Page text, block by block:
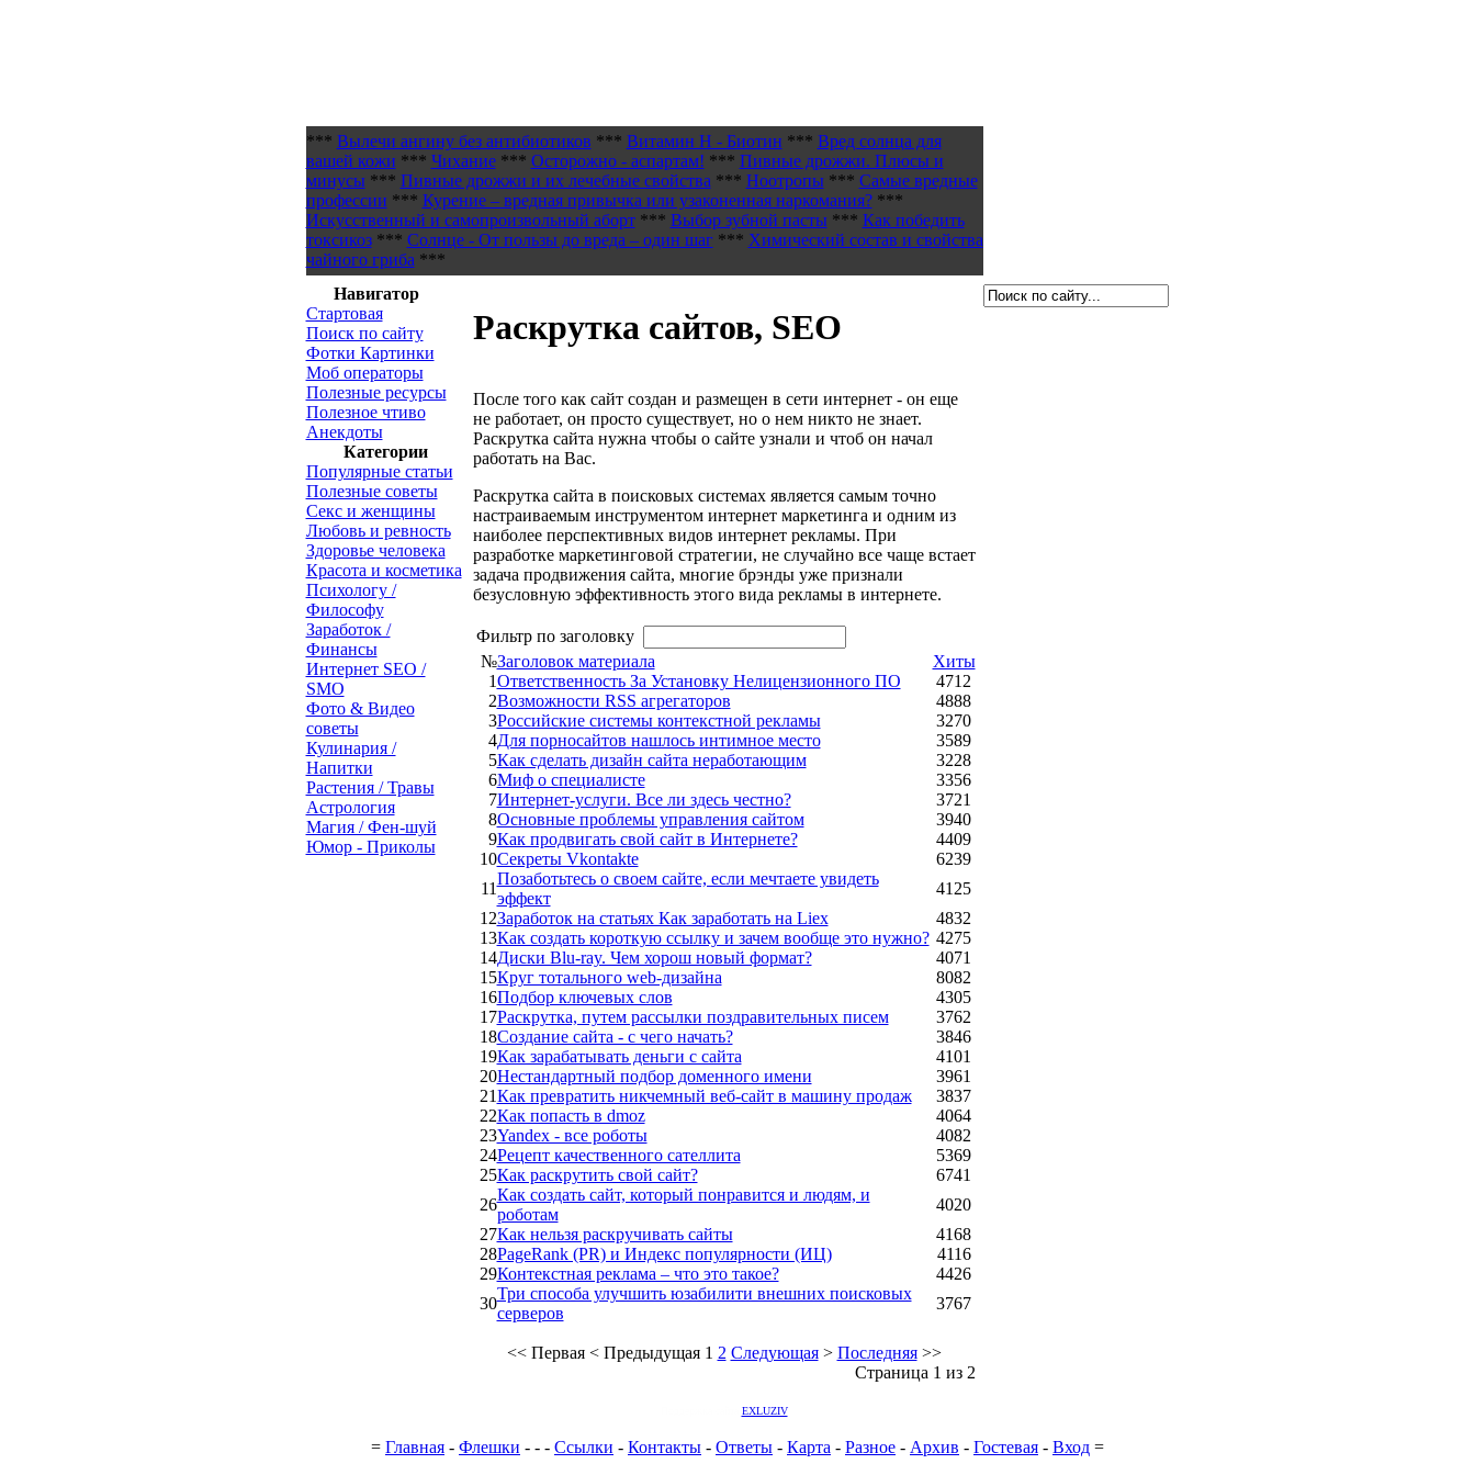
*** Вылечи ангину без антибиотиков *** Витамин H - Биотин *** Вред солнца для
вашей кожи *** Чихание*** Осторожно - аспартам! *** Пивные дрожжи. Плюсы и
минусы*** Пивные дрожжи и их лечебные свойства *** Ноотропы*** Самые вредные
профессии *** Курение – вредная привычка или узаконенная наркомания?***
Искусственный и самопроизвольный аборт*** Выбор зубной пасты*** Как победить
токсикоз*** Солнце - От пользы до вреда – один шаг*** Химический состав и свойства
чайного гриба ***
Навигатор
Стартовая
Поиск по сайту
Фотки Картинки
Моб операторы
Полезные ресурсы
Полезное чтиво
Анекдоты
Категории
Популярные статьи
Полезные советы
Секс и женщины
Любовь и ревность
Здоровье человека
Красота и косметика
Психологу /
Философу
Заработок /
Финансы
Интернет SEO /
SMO
Фото & Видео
советы
Кулинария /
Напитки
Растения / Травы
Астрология
Магия / Фен-шуй
Юмор - Приколы
Раскрутка сайтов, SEO
После того как сайт создан и размещен в сети интернет - он еще
не работает, он просто существует, но о нем никто не знает.
Раскрутка сайта нужна чтобы о сайте узнали и чтоб он начал
работать на Вас.
Раскрутка сайта в поисковых системах является самым точно
настраиваемым инструментом интернет маркетинга и одним из
наиболее перспективных видов интернет рекламы. При
разработке маркетинговой стратегии, не случайно все чаще встает
задача продвижения сайта, многие брэнды уже признали
безусловную эффективность этого вида рекламы в интернете.
Фильтр по заголовку
№Заголовок материала
Хиты
1Ответственность За Установку Нелицензионного ПО
4712
2Возможности RSS агрегаторов
4888
3Российские системы контекстной рекламы
3270
4Для порносайтов нашлось интимное место
3589
5Как сделать дизайн сайта неработающим
3228
6Миф о специалисте
3356
7Интернет-услуги. Все ли здесь честно?
3721
8Основные проблемы управления сайтом
3940
9Как продвигать свой сайт в Интернете?
4409
10Секреты Vkontakte
6239
11
Позаботьтесь о своем сайте, если мечтаете увидеть
эффект
4125
12Заработок на статьях Как заработать на Liex
4832
13Как создать короткую ссылку и зачем вообще это нужно? 4275
14Диски Blu-ray. Чем хорош новый формат?
4071
15Круг тотального web-дизайна
8082
16Подбор ключевых слов
4305
17Раскрутка, путем рассылки поздравительных писем
3762
18Создание сайта - с чего начать?
3846
19Как зарабатывать деньги с сайта
4101
20Нестандартный подбор доменного имени
3961
21Как превратить никчемный веб-сайт в машину продаж
3837
22Как попасть в dmoz
4064
23Yandex - все роботы
4082
24Рецепт качественного сателлита
5369
25Как раскрутить свой сайт?
6741
26
Как создать сайт, который понравится и людям, и
роботам
4020
27Как нельзя раскручивать сайты
4168
28PageRank (PR) и Индекс популярности (ИЦ)
4116
29Контекстная реклама – что это такое?
4426
30
Три способа улучшить юзабилити внешних поисковых
серверов
3767
<< Первая< Предыдущая 1 2 Следующая> Последняя>>
Страница 1 из 2
EXLUZIV
= Главная - Флешки - - - Ссылки - Контакты - Ответы - Карта - Разное - Архив - Гостевая - Вход =